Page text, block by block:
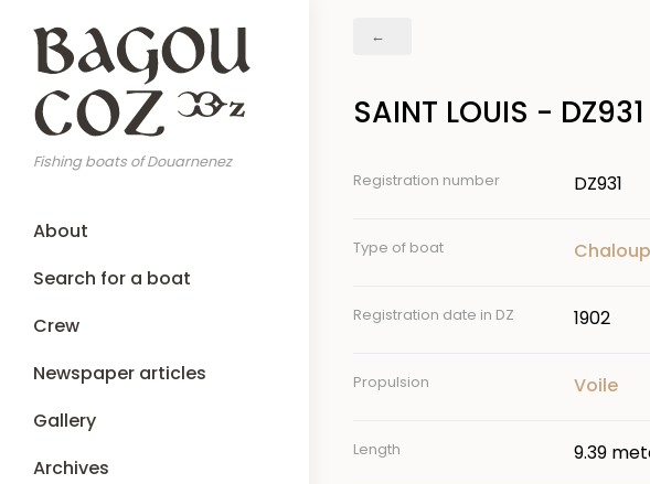
main
content
Fishing boats of Douarnenez
MainAbout
Search for a boat
Crew
Newspaper articles
Gallery
Archives
Breadcrumb
SAINT LOUIS - DZ931
Registration number DZ931
Type of boat
Registration date in DZ 1902
Propulsion Voile
Length 9.39